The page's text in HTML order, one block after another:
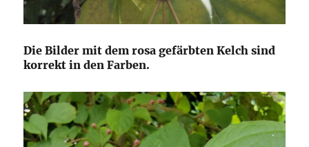
Die Bilder mit dem rosa gefärbten Kelch sind
korrekt in den Farben.